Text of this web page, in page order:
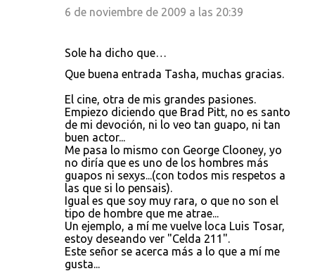
6 de noviembre de 2009 a las 20:39
Sole ha dicho que…
Que buena entrada Tasha, muchas gracias.
El cine, otra de mis grandes pasiones.
Empiezo diciendo que Brad Pitt, no es santo
de mi devoción, ni lo veo tan guapo, ni tan
buen actor...
Me pasa lo mismo con George Clooney, yo
no diría que es uno de los hombres más
guapos ni sexys...(con todos mis respetos a
las que si lo pensais).
Igual es que soy muy rara, o que no son el
tipo de hombre que me atrae...
Un ejemplo, a mí me vuelve loca Luis Tosar,
estoy deseando ver "Celda 211".
Este señor se acerca más a lo que a mí me
gusta...